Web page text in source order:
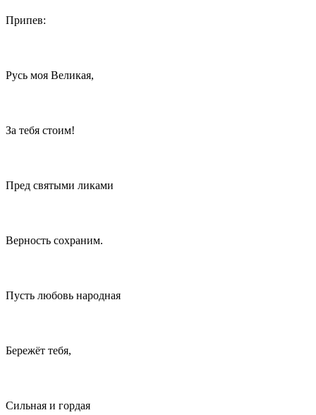
Припев:
Русь моя Великая,
За тебя стоим!
Пред святыми ликами
Верность сохраним.
Пусть любовь народная
Бережёт тебя,
Сильная и гордая